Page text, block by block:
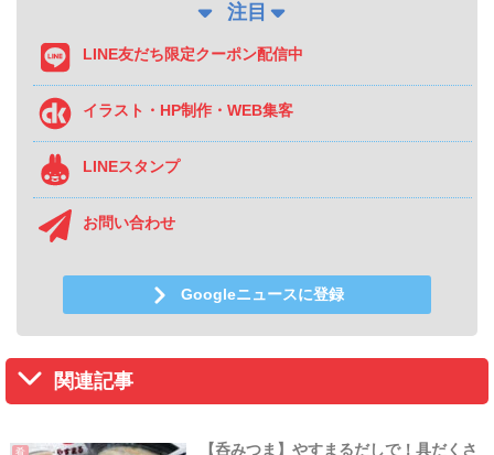
注目
LINE友だち限定クーポン配信中
イラスト・HP制作・WEB集客
LINEスタンプ
お問い合わせ
Googleニュースに登録
関連記事
肴
【呑みつま】やすまるだしで！具だくさ